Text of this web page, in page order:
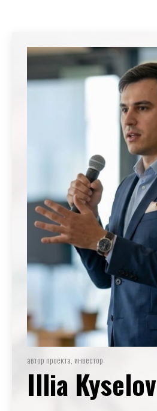
автор проекта, инвестор
Illia Kyselov